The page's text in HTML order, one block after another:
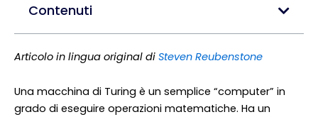
Articolo in lingua original di Steven Reubenstone
Una macchina di Turing è un semplice “computer” in
grado di eseguire operazioni matematiche. Ha un
Contenuti